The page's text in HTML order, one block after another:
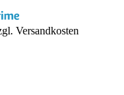
Versandkosten